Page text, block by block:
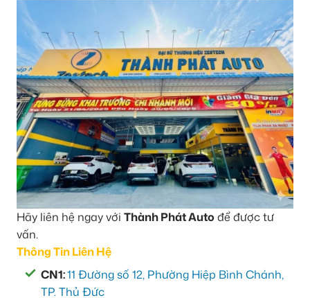
Hãy liên hệ ngay với Thành Phát Auto để được tư
vấn.
Thông Tin Liên Hệ
CN1:11 Đường số 12, Phường Hiệp Bình Chánh,
TP. Thủ Đức